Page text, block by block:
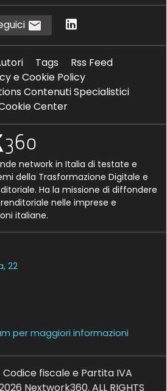
Tags
Rss Feed
e Cookie Policy
Contenuti Specialistici
Center
network in Italia di testate e
della Trasformazione Digitale e
Ha la missione di diffondere
nelle imprese e
italiane.
22
per maggiori informazioni
fiscale e Partita IVA
Nextwork360. ALL RIGHTS